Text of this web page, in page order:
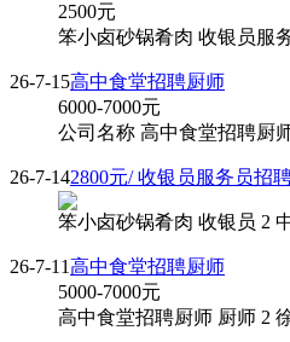
2500元
笨小卤砂锅肴肉 收银员服
26-7-15高中食堂招聘厨师
6000-7000元
公司名称 高中食堂招聘厨
26-7-142800元/ 收银员服务员招
笨小卤砂锅肴肉 收银员 2
26-7-11高中食堂招聘厨师
5000-7000元
高中食堂招聘厨师 厨师 2